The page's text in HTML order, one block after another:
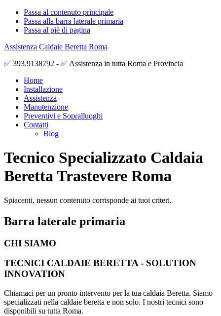
Passa al contenuto principale
Passa alla barra laterale primaria
Passa al piè di pagina
Assistenza Caldaie Beretta Roma
✅ 393.9138792 - ✅ Assistenza in tutta Roma e Provincia
Home
Installazione
Assistenza
Manutenzione
Preventivi e Sopralluoghi
Contatti
Blog
Tecnico Specializzato Caldaia
Beretta Trastevere Roma
Spiacenti, nessun contenuto corrisponde ai tuoi criteri.
Barra laterale primaria
CHI SIAMO
TECNICI CALDAIE BERETTA - SOLUTION
INNOVATION
Chiamaci per un pronto intervento per la tua caldaia Beretta. Siamo
specializzati nella caldaie beretta e non solo. I nostri tecnici sono
disponibili su tutta Roma.